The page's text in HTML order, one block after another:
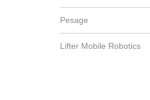
Pesage
Lifter Mobile Robotics